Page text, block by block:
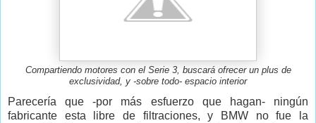
Compartiendo motores con el Serie 3, buscará ofrecer un plus de
exclusividad, y -sobre todo- espacio interior
Parecería que -por más esfuerzo que hagan- ningún
fabricante esta libre de filtraciones, y BMW no fue la